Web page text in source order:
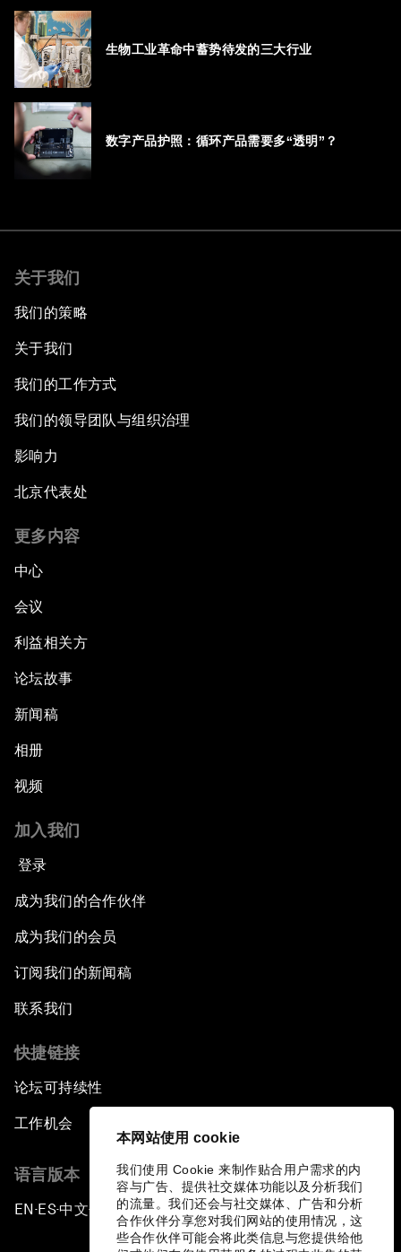
本网站使用 cookie
我们使用 Cookie 来制作贴合用户需求的内
容与广告、提供社交媒体功能以及分析我们
的流量。我们还会与社交媒体、广告和分析
合作伙伴分享您对我们网站的使用情况，这
些合作伙伴可能会将此类信息与您提供给他
生物工业革命中蓄势待发的三大行业
数字产品护照：循环产品需要多“透明”？
关于我们
我们的策略
关于我们
我们的工作方式
我们的领导团队与组织治理
影响力
北京代表处
更多内容
中心
会议
利益相关方
论坛故事
新闻稿
相册
视频
加入我们
登录
成为我们的合作伙伴
成为我们的会员
订阅我们的新闻稿
联系我们
快捷链接
论坛可持续性
工作机会
语言版本
EN ▪ ES▪中文▪ 日本語